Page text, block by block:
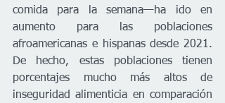
comida para la semana—ha ido en
aumento para las poblaciones
afroamericanas e hispanas desde 2021.
De hecho, estas poblaciones tienen
porcentajes mucho más altos de
inseguridad alimenticia en comparación